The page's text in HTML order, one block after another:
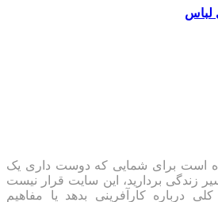
لباس
است برای شمایی که دوست داری یک
زندگی بردارید، این سایت قرار نیست
درباره کارآفرینی بدهد یا مفاهیم